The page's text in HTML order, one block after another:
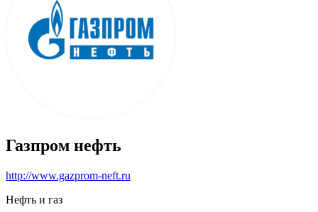
Газпром нефть
http://www.gazprom-neft.ru
Нефть и газ